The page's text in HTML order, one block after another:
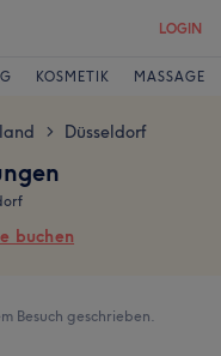
LOGIN
KOSMETIK MASSAGE
> Düsseldorf
buchen
Besuch geschrieben.